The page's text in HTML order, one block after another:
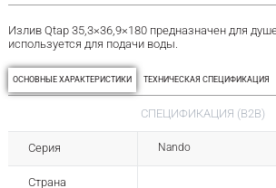
Излив Qtap 35,3×36,9×180 предназначен для
используется для подачи воды.
ОСНОВНЫЕ ХАРАКТЕРИСТИКИ ТЕХНИЧЕСКАЯ СПЕЦИФИКАЦИЯ
СПЕЦИФИКАЦИЯ (B2B)
Серия Nando
Страна